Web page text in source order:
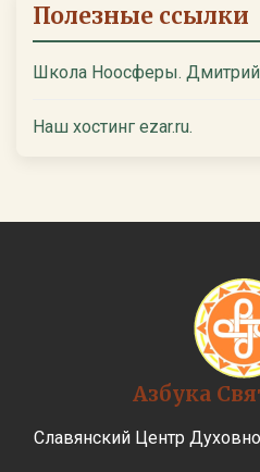
Полезные ссылки
Школа Ноосферы.
Наш хостинг ezar.ru.
Азбука
Славянский Центр